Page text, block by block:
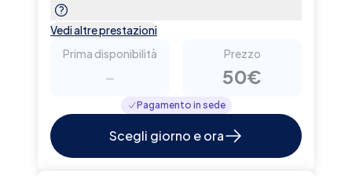
Vedi altre prestazioni
Prima disponibilità
-
Prezzo
50€
Pagamento in sede
Scegli giorno e ora